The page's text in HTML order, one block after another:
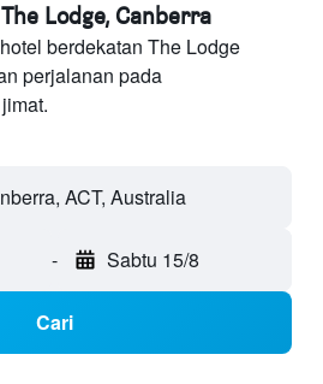
Lodge, Canberra
berdekatan The Lodge
perjalanan pada
ACT, Australia
- Sabtu 15/8
Cari